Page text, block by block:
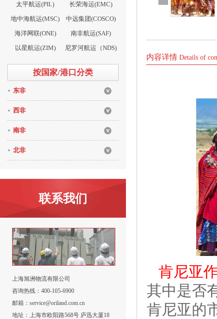
太平航运(PIL)
长荣海运(EMC)
地中海航运(MSC)
中远集团(COSCO)
海洋网联(ONE)
南非航运(SAF)
以星航运(ZIM)
尼罗河航运（NDS)
按国家/港口分类
东非
西非
南非
北非
联系我们
上海旭洲物流有限公司
咨询热线：400-105-6900
邮箱：service@oriland.com.cn
地址：上海市欧阳路568号 庐迅大厦18
内容详情Details of
肯尼亚
其中是否
肯尼亚的